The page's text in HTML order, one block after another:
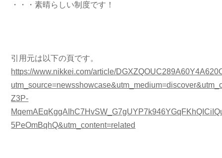
・・・素晴らしい制度です！
引用元は以下の頁です。
https://www.nikkei.com/article/
Z3P-
5PeOmBqhQ&utm_content=related